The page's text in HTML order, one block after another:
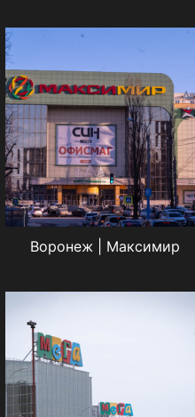
Воронеж | Максимир